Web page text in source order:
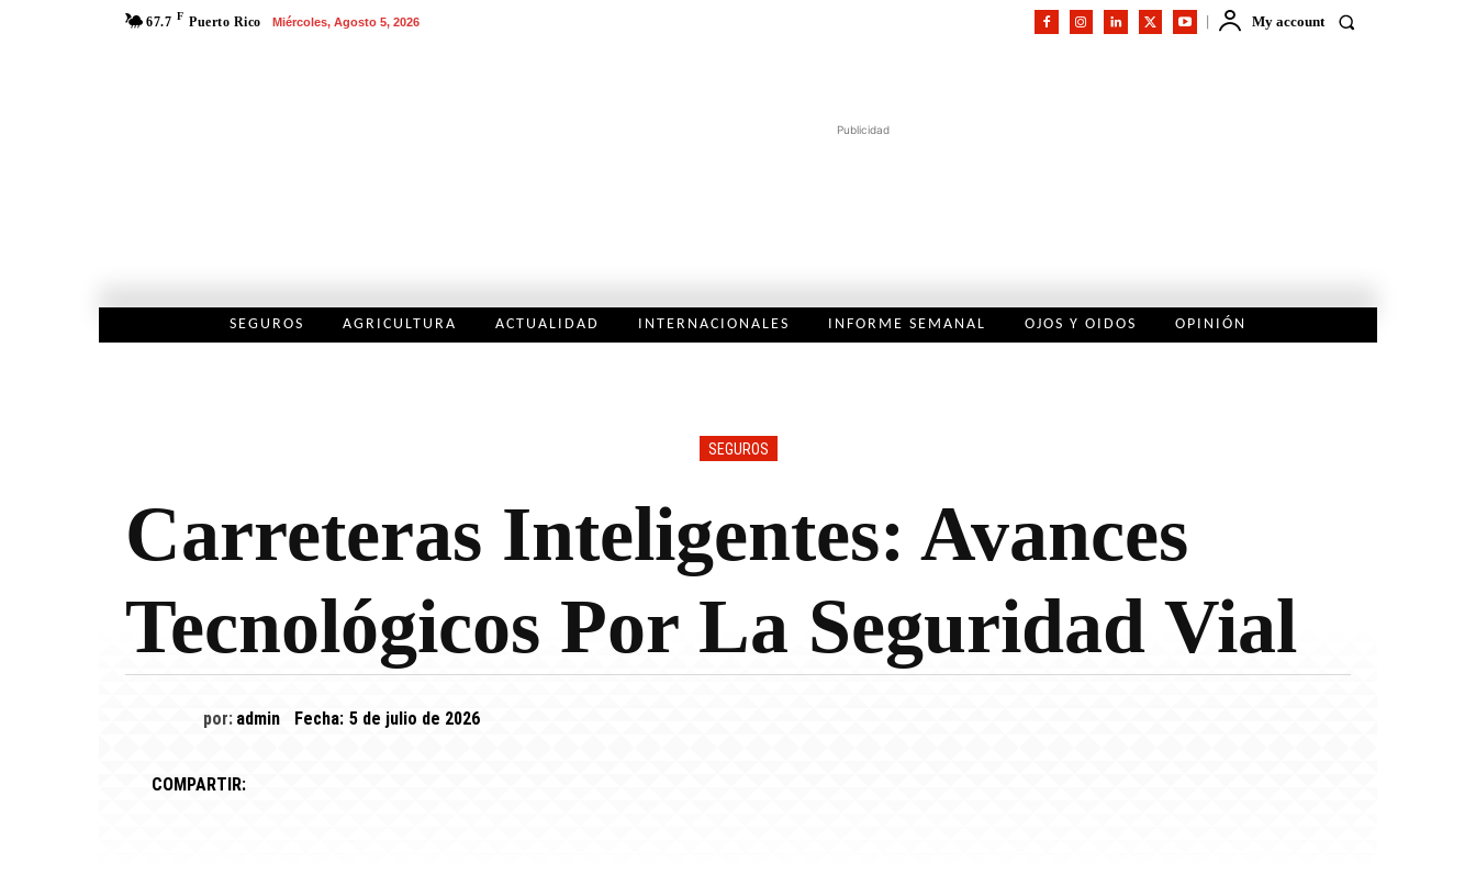
67.7 F Puerto Rico Miércoles, Agosto 5, 2026 My account
Publicidad
SEGUROS AGRICULTURA ACTUALIDAD INTERNACIONALES INFORME SEMANAL OJOS Y OIDOS OPINIÓN
SEGUROS
Carreteras Inteligentes: Avances
Tecnológicos Por La Seguridad Vial
por: admin Fecha: 5 de julio de 2026
COMPARTIR: